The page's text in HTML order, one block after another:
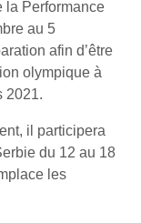
la Performance
au 5
afin d’être
olympique à
2021.
il participera
du 12 au 18
les